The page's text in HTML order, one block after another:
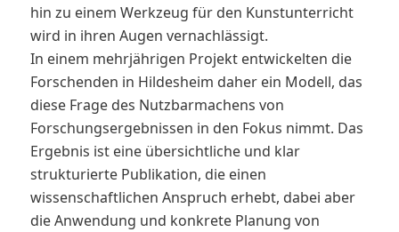
hin zu einem Werkzeug für den Kunstunterricht
wird in ihren Augen vernachlässigt.
In einem mehrjährigen Projekt entwickelten die
Forschenden in Hildesheim daher ein Modell, das
diese Frage des Nutzbarmachens von
Forschungsergebnissen in den Fokus nimmt. Das
Ergebnis ist eine übersichtliche und klar
strukturierte Publikation, die einen
wissenschaftlichen Anspruch erhebt, dabei aber
die Anwendung und konkrete Planung von